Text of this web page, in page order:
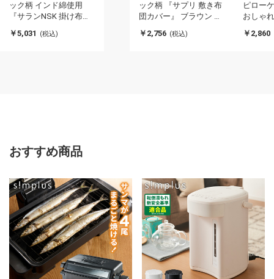
ック柄 インド綿使用
『サランNSK 掛け布団
約190×210cm サラン(代
￥5,031 (税込)
ック柄 『サプリ 敷き布
団カバー』 ブラウン ダ
リ(代引不可)
￥2,756 (税込)
ピロー
おしゃ
ンテリ
￥2,860
おすすめ商品